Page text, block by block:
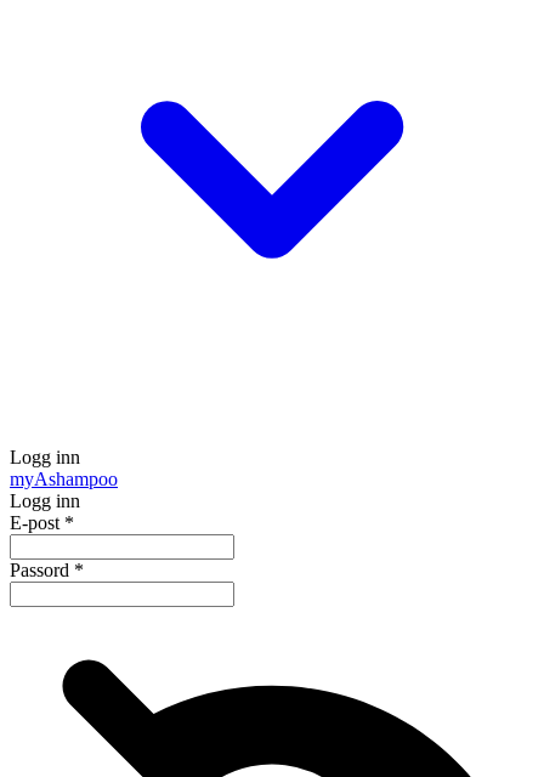
Logg inn
myAshampoo
Logg inn
E-post *
Passord *